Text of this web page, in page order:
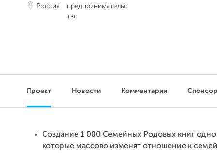
Россия
предпринимательс
тво
Проект Новости Комментарии
Создание 1 000 Семейных Родовых книг
которые массово изменят отношение к